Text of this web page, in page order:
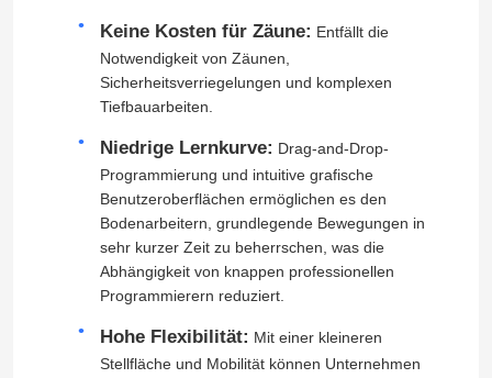
Keine Kosten für Zäune: Entfällt die
Notwendigkeit von Zäunen,
Sicherheitsverriegelungen und komplexen
Tiefbauarbeiten.
Niedrige Lernkurve: Drag-and-Drop-
Programmierung und intuitive grafische
Benutzeroberflächen ermöglichen es den
Bodenarbeitern, grundlegende Bewegungen in
sehr kurzer Zeit zu beherrschen, was die
Abhängigkeit von knappen professionellen
Programmierern reduziert.
Hohe Flexibilität: Mit einer kleineren
Stellfläche und Mobilität können Unternehmen